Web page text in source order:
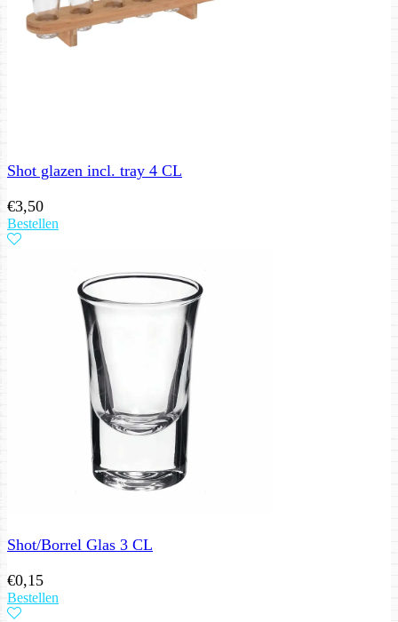
Shot glazen incl. tray 4 CL
€3,50
Bestellen
Shot/Borrel Glas 3 CL
€0,15
Bestellen